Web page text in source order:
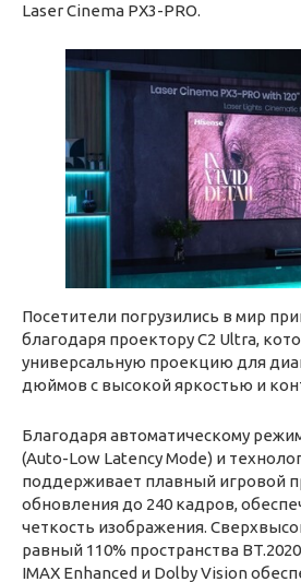
Laser Cinema PX3-PRO.
Посетители погрузились в мир
благодаря проектору C2 Ultra,
универсальную проекцию для
дюймов с высокой яркостью и
Благодаря автоматическому
(Auto-Low Latency Mode) и
поддерживает плавный игровой
обновления до 240 кадров,
четкость изображения.
равный 110% пространства
IMAX Enhanced и Dolby Vision